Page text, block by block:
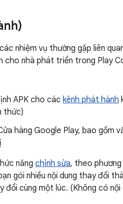
nhiệm vụ thường gặp liên
nhà phát triển trong Play
APK cho các kênh phát hành
thức)
hàng Google Play, bao gồm
năng chỉnh sửa, theo
gói nhiều nội dung thay đổi
cùng một lúc. (Không có